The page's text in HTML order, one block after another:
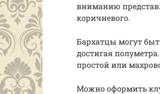
вниманию
коричневого.
Бархатцы могут
достигая
простой или
Можно оформить